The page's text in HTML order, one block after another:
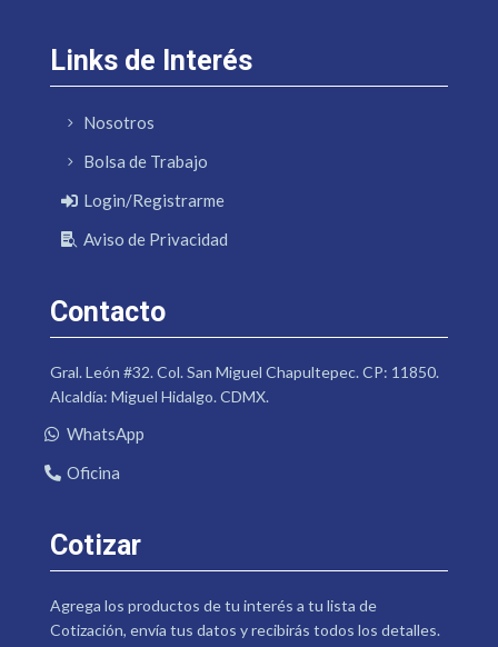
Links de Interés
Nosotros
Bolsa de Trabajo
Login/Registrarme
Aviso de Privacidad
Contacto
Gral. León #32. Col. San Miguel Chapultepec. CP: 11850.
Alcaldía: Miguel Hidalgo. CDMX.
WhatsApp
Oficina
Cotizar
Agrega los productos de tu interés a tu lista de
Cotización, envía tus datos y recibirás todos los detalles.